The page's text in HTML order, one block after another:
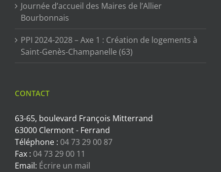
Journée d’accueil des Maires de l’Allier
Bourbonnais
PPI 2024-2028 – Axe 1 : Création de logements à
Saint-Genès-Champanelle (63)
CONTACT
63-65, boulevard François Mitterrand
63000 Clermont - Ferrand
Téléphone : 04 73 29 00 87
Fax : 04 73 29 00 11
Email: Écrire un mail